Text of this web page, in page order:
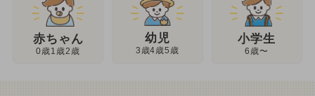
赤ちゃん
0歳1歳2歳
幼児
3歳4歳5歳
小学生
6歳〜